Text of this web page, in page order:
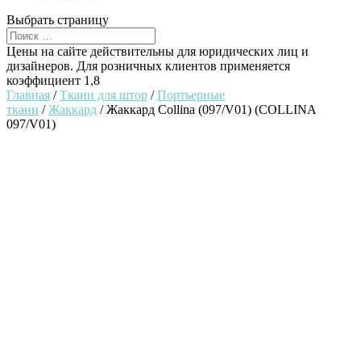
Выбрать страницу
Цены на сайте действительны для юридических лиц и
дизайнеров. Для розничных клиентов применяется
коэффициент 1,8
Главная /Ткани для штор /Портьерные
ткани /Жаккард / Жаккард Collina (097/V01) (COLLINA
097/V01)